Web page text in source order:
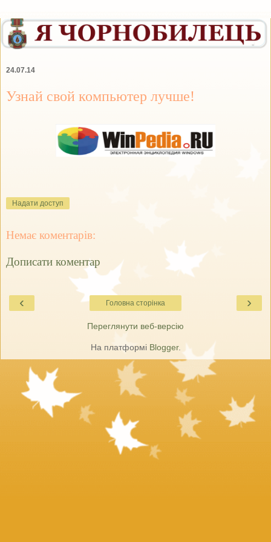
24.07.14
Узнай свой компьютер лучше!
Надати доступ
Немає коментарів:
Дописати коментар
‹ ›
Головна сторінка
Переглянути веб-версію
На платформі Blogger.